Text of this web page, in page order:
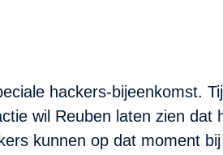
hackers-bijeenkomst.
wil Reuben laten zien
kunnen op dat moment